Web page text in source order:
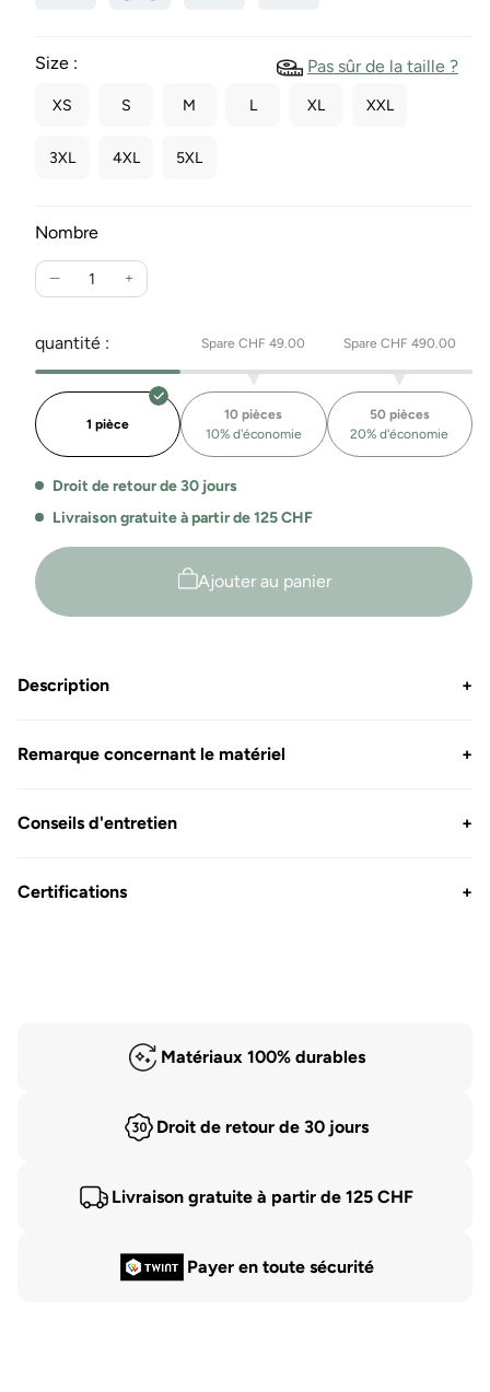
Size : Pas sûr de la taille ?
XS S M L XL XXL
3XL 4XL 5XL
Nombre
Réduire
quantité
pour
Kasak
Sweatshirt
Stockholm
Augmente
Kasak
Sweatshirt
Stockholm
quantité : Spare CHF 49.00 Spare CHF 490.00
1 pièce
10 pièces
10% d'économie
50 pièces
20% d'économie
Droit de retour de 30 jours
Livraison gratuite à partir de 125 CHF
Ajouter au panier
Description +
Remarque concernant le matériel +
Conseils d'entretien +
Certifications +
Matériaux 100% durables
Droit de retour de 30 jours
Livraison gratuite à partir de 125 CHF
Payer en toute sécurité